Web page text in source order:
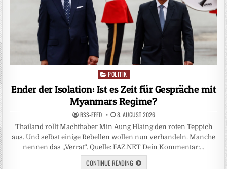
Posted
in
POLITIK
Ender der Isolation: Ist es Zeit für Gespräche mit
Myanmars Regime?
RSS-FEED 8. AUGUST 2026
Thailand rollt Machthaber Min Aung Hlaing den roten Teppich
aus. Und selbst einige Rebellen wollen nun verhandeln. Manche
nennen das „Verrat“. Quelle: FAZ.NET Dein Kommentar:…
CONTINUE READING